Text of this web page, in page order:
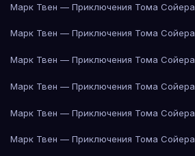
Марк Твен — Приключения Тома Сойера
Марк Твен — Приключения Тома Сойера
Марк Твен — Приключения Тома Сойера
Марк Твен — Приключения Тома Сойера
Марк Твен — Приключения Тома Сойера
Марк Твен — Приключения Тома Сойера